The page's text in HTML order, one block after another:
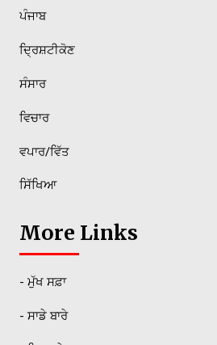
ਪੰਜਾਬ
ਦ੍ਰਿਸ਼ਟੀਕੋਣ
ਸੰਸਾਰ
ਵਿਚਾਰ
ਵਪਾਰ/ਵਿੱਤ
ਸਿੱਖਿਆ
More Links
- ਮੁੱਖ ਸਫ਼ਾ
- ਸਾਡੇ ਬਾਰੇ